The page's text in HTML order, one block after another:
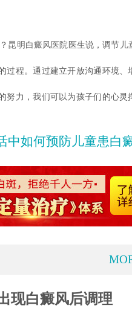
昆明白癜风医院 医生说，调节儿
过程。通过建立开放沟通环境、
努力，我们可以为孩子们的心灵
如何预防儿童患白癜风
现白癜风后调理